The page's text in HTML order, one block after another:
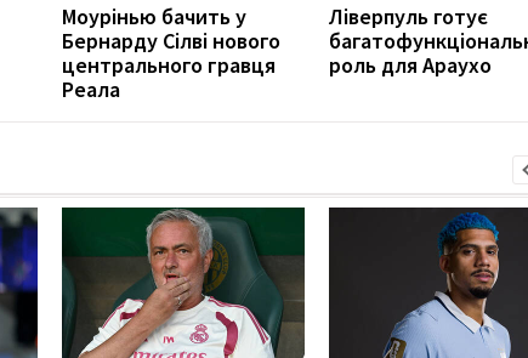
Моурінью бачить у
Бернарду Сілві нового
центрального гравця
Реала
Ліверпуль готує
роль для Араухо